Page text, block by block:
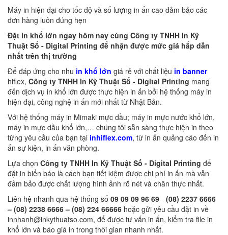
Máy in hiện đại cho tốc độ và số lượng in ấn cao đảm bảo các
đơn hàng luôn đúng hẹn
Đặt in khổ lớn ngay hôm nay cùng Công ty TNHH In Kỹ
Thuật Số - Digital Printing để nhận được mức giá hấp dẫn
nhất trên thị trường
Để đáp ứng cho nhu in khổ lớn giá rẻ với chất liệu in banner
hiflex, Công ty TNHH In Kỹ Thuật Số - Digital Printing mang
đến dịch vụ in khổ lớn được thực hiện in ấn bởi hệ thống máy in
hiện đại, công nghệ in ấn mới nhất từ Nhật Bản.
Với hệ thống máy in Mimaki mực dầu; máy in mực nước khổ lớn,
máy in mực dầu khổ lớn,… chúng tôi sẵn sàng thực hiện in theo
từng yêu cầu của bạn tại inhiflex.com, từ in ấn quảng cáo đến in
ấn sự kiện, in ấn văn phòng.
Lựa chọn Công ty TNHH In Kỹ Thuật Số - Digital Printing để
đặt in biển báo là cách bạn tiết kiệm được chi phí in ấn mà vẫn
đảm bảo được chất lượng hình ảnh rõ nét và chân thực nhất.
Liên hệ nhanh qua hệ thống số 09 09 09 96 69 - (08) 2237 6666
– (08) 2238 6666 – (08) 224 66666 hoặc gửi yêu cầu đặt in về
innhanh@inkythuatso.com, để được tư vấn in ấn, kiểm tra file in
khổ lớn và báo giá in trong thời gian nhanh nhất.